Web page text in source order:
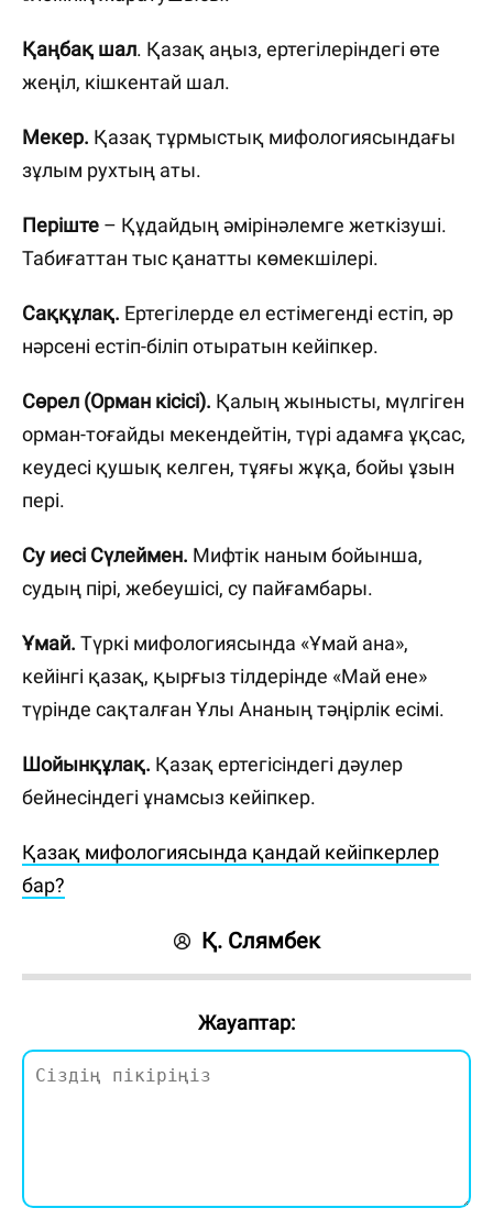
Қаңбақ шал. Қазақ аңыз, ертегілеріндегі өте
жеңіл, кішкентай шал.
Мекер. Қазақ тұрмыстық мифологиясындағы
зұлым рухтың аты.
Періште – Құдайдың әмірінәлемге жеткізуші.
Табиғаттан тыс қанатты көмекшілері.
Саққұлақ. Ертегілерде ел естімегенді естіп, әр
нәрсені естіп-біліп отыратын кейіпкер.
Сөрел (Орман кісісі). Қалың жынысты, мүлгіген
орман-тоғайды мекендейтін, түрі адамға ұқсас,
кеудесі қушық келген, тұяғы жұқа, бойы ұзын
пері.
Су иесі Сүлеймен. Мифтік наным бойынша,
судың пірі, жебеушісі, су пайғамбары.
Ұмай. Түркі мифологиясында «Ұмай ана»,
кейінгі қазақ, қырғыз тілдерінде «Май ене»
түрінде сақталған Ұлы Ананың тәңірлік есімі.
Шойынқұлақ. Қазақ ертегісіндегі дәулер
бейнесіндегі ұнамсыз кейіпкер.
Қазақ мифологиясында қандай кейіпкерлер
бар?
Қ. Слямбек
Жауаптар: